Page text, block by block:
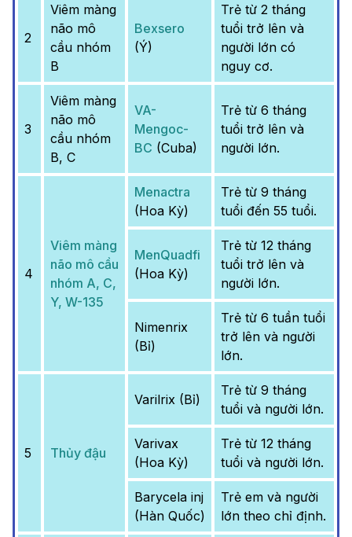
2
Viêm màng
não mô
cầu nhóm
B
Bexsero
(Ý)
Trẻ từ 2 tháng
tuổi trở lên và
người lớn có
nguy cơ.
3
Viêm màng
não mô
cầu nhóm
B, C
VA-
Mengoc-
BC (Cuba)
Trẻ từ 6 tháng
tuổi trở lên và
người lớn.
4
Viêm màng
não mô cầu
nhóm A, C,
Y, W-135
Menactra
(Hoa Kỳ)
Trẻ từ 9 tháng
tuổi đến 55 tuổi.
MenQuadfi
(Hoa Kỳ)
Trẻ từ 12 tháng
tuổi trở lên và
người lớn.
Nimenrix
(Bỉ)
Trẻ từ 6 tuần tuổi
trở lên và người
lớn.
5 Thủy đậu
Varilrix (Bỉ)
Trẻ từ 9 tháng
tuổi và người lớn.
Varivax
(Hoa Kỳ)
Trẻ từ 12 tháng
tuổi và người lớn.
Barycela inj
(Hàn Quốc)
Trẻ em và người
lớn theo chỉ định.